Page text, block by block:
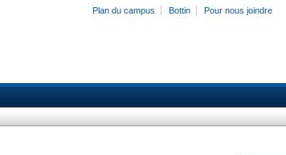
Plan du campus Bottin Pour nous joindre